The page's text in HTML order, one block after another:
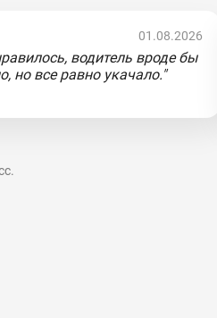
01.08.2026
водитель вроде бы
но все равно укачало."